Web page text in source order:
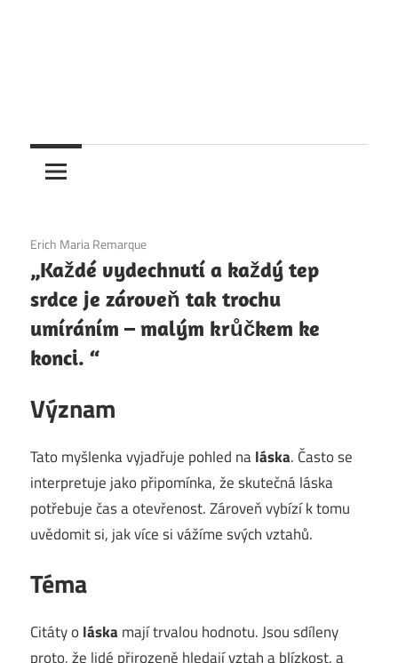
4. 12. 2020
Erich Maria Remarque
„Každé vydechnutí a každý tep
srdce je zároveň tak trochu
umíráním – malým krůčkem ke
konci. “
Význam
Tato myšlenka vyjadřuje pohled naláska. Často se
interpretuje jako připomínka, že skutečná láska
potřebuje čas a otevřenost. Zároveň vybízí k tomu
uvědomit si, jak více si vážíme svých vztahů.
Téma
Citáty o láska mají trvalou hodnotu. Jsou sdíleny
proto, že lidé přirozeně hledají vztah a blízkost, a